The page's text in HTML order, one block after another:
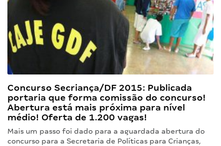
Concurso Secriança/DF 2015: Publicada
portaria que forma comissão do concurso!
Abertura está mais próxima para nível
médio! Oferta de 1.200 vagas!
Mais um passo foi dado para a aguardada abertura do
concurso para a Secretaria de Políticas para Crianças,